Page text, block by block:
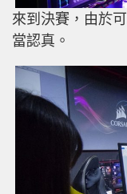
來到決賽，由於
當認真。